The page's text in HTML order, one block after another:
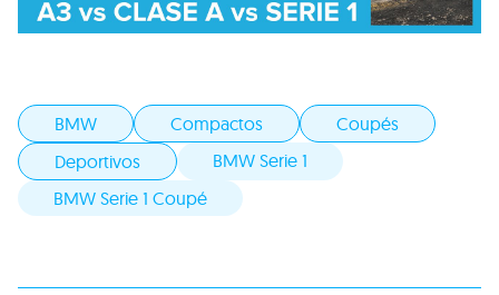
BMW Compactos
Coupés
Deportivos
BMW Serie 1
BMW Serie 1 Coupé